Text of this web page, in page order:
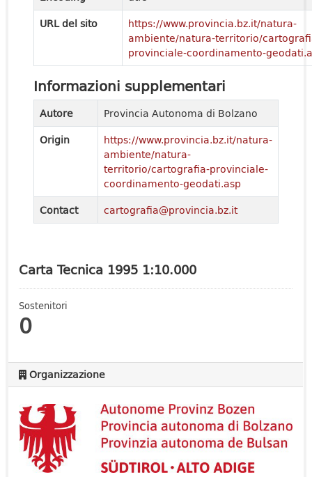
Carta Tecnica 1995 1:10.000
Sostenitori
0
Organizzazione
URL del sito
https://www.provincia.bz.it/natura-
ambiente/natura-territorio/
provinciale-coordinamento-
Informazioni supplementari
Autore
Provincia Autonoma di Bolzano
Origin
https://www.provincia.bz.it/natura-
ambiente/natura-
territorio/cartografia-provinciale-
coordinamento-geodati.asp
Contact
cartografia@provincia.bz.it